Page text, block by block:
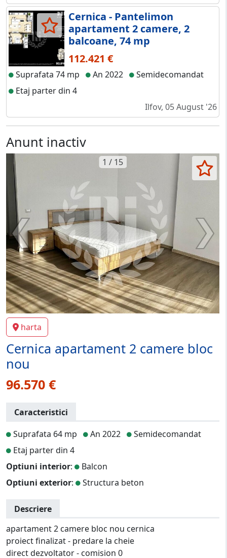
Cernica - Pantelimon
apartament 2 camere, 2
balcoane, 74 mp
112.421 €
Suprafata 74 mp An 2022
Semidecomandat
Etaj parter din 4
Ilfov, 05 August '26
Anunt inactiv
1 / 15
harta
Cernica apartament 2 camere bloc
nou
96.570 €
Caracteristici
Suprafata 64 mp
An 2022
Semidecomandat
Etaj parter din 4
Optiuni interior:
Balcon
Optiuni exterior: Structura beton
Descriere
apartament 2 camere bloc nou cernica
proiect finalizat - predare la cheie
direct dezvoltator - comision 0